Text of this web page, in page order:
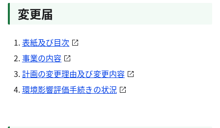
変更届
表紙及び目次
事業の内容
計画の変更理由及び変更内容
環境影響評価手続きの状況